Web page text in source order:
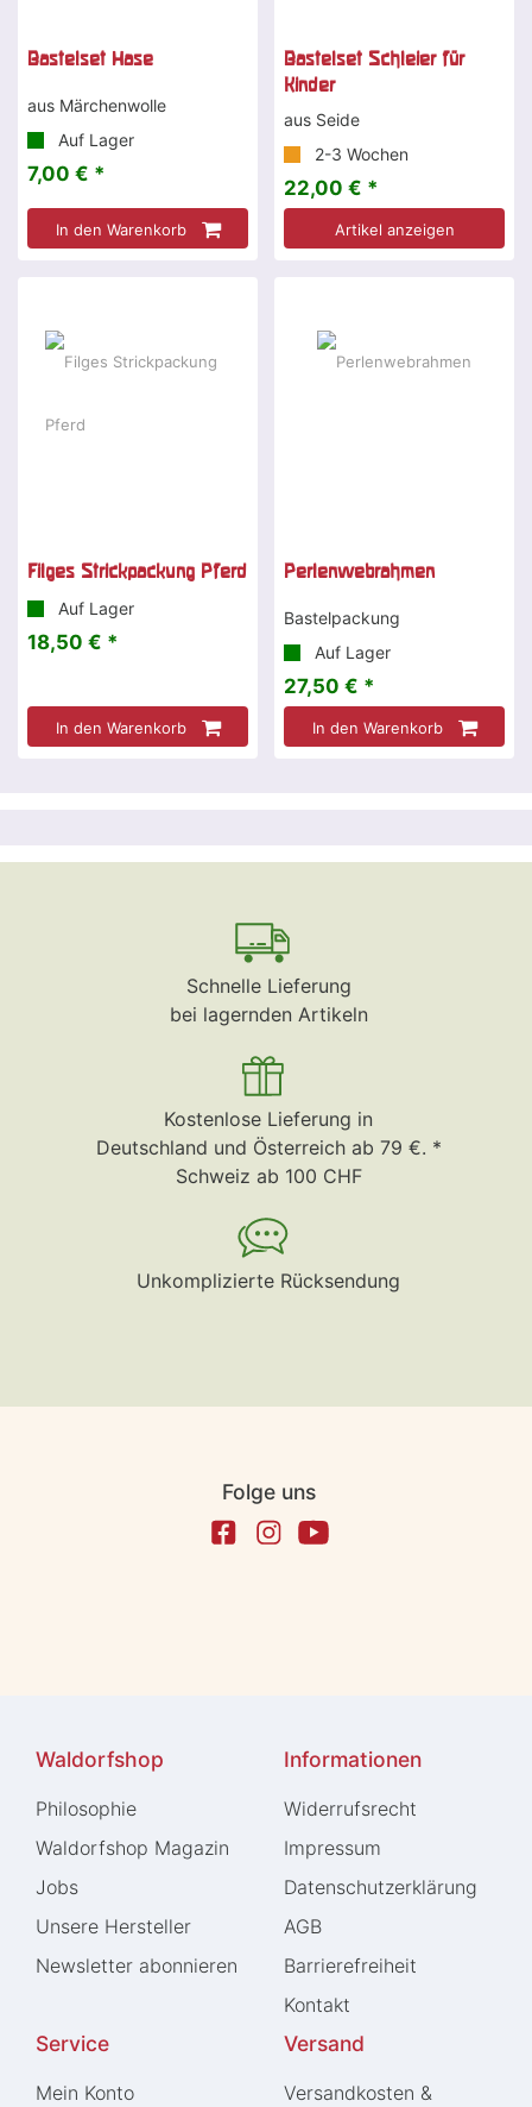
Bastelset Hase
aus Märchenwolle
Auf Lager
7,00 € *
In den Warenkorb
Bastelset Schleier für
Kinder
aus Seide
2-3 Wochen
22,00 € *
Artikel anzeigen
Filges Strickpackung Pferd
Auf Lager
18,50 € *
In den Warenkorb
Perlenwebrahmen
Bastelpackung
Auf Lager
27,50 € *
In den Warenkorb
Schnelle Lieferung
bei lagernden Artikeln
Kostenlose Lieferung in
Deutschland und Österreich ab 79 €. *
Schweiz ab 100 CHF
Unkomplizierte Rücksendung
Folge uns
Waldorfshop
Philosophie
Waldorfshop Magazin
Jobs
Unsere Hersteller
Newsletter abonnieren
Informationen
Widerrufs­recht
Impressum
Daten­schutz­erklärung
AGB
Barrierefreiheit
Kontakt
Service
Mein Konto
Versand
Versandkosten &